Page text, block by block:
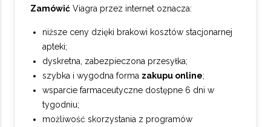
Zamówić Viagra przez internet oznacza:
niższe ceny dzięki brakowi kosztów stacjonarnej
apteki;
dyskretna, zabezpieczona przesyłka;
szybka i wygodna forma zakupu online;
wsparcie farmaceutyczne dostępne 6 dni w
tygodniu;
możliwość skorzystania z programów